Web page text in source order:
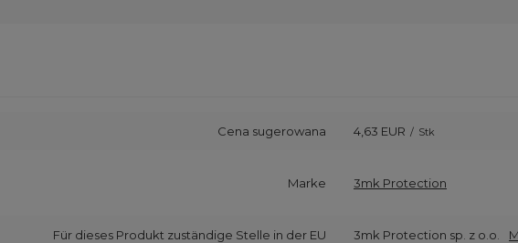
Cena sugerowana 4,63 EUR / Stk
Marke 3mk Protection
Für dieses Produkt zuständige Stelle in der EU 3mk Protection sp. z o.o.